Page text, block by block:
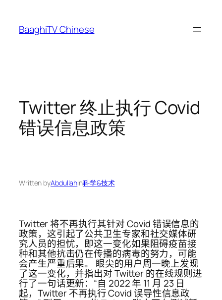
content
BaaghiTV Chinese
Twitter 终止执行 Covid
错误信息政策
Written byAbdullahin科学&技术
Twitter 将不再执行其针对 Covid 错误信息的
政策，这引起了公共卫生专家和社交媒体研
究人员的担忧，即这一变化如果阻碍疫苗接
种和其他抗击仍在传播的病毒的努力，可能
会产生严重后果。 眼尖的用户周一晚上发现
了这一变化，并指出对 Twitter 的在线规则进
行了一句话更新：“自 2022 年 11 月 23 日
起，Twitter 不再执行 Covid 误导性信息政